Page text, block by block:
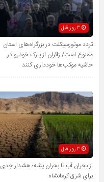
3 روز قبل
تردد موتورسیکلت در بزرگراه‌های استان
ممنوع است/ زائران از پارک خودرو در
حاشیه موکب‌ها خودداری کنند
3 روز قبل
از بحران آب تا بحران پشه؛ هشدار جدی
برای شرق کرمانشاه